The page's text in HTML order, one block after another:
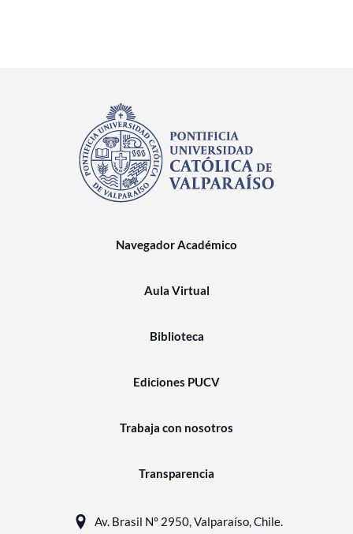
Navegador Académico
Aula Virtual
Biblioteca
Ediciones PUCV
Trabaja con nosotros
Transparencia
Av. Brasil N° 2950, Valparaíso, Chile.